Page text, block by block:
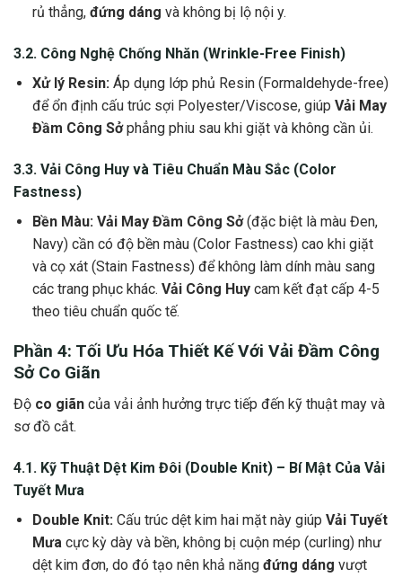
rủ thẳng, đứng dáng và không bị lộ nội y.
3.2. Công Nghệ Chống Nhăn (Wrinkle-Free Finish)
Xử lý Resin:Áp dụng lớp phủ Resin (Formaldehyde-free)
để ổn định cấu trúc sợi Polyester/Viscose, giúp Vải May
Đầm Công Sởphẳng phiu sau khi giặt và không cần ủi.
3.3. Vải Công Huy và Tiêu Chuẩn Màu Sắc (Color
Fastness)
Bền Màu: Vải May Đầm Công Sở(đặc biệt là màu Đen,
Navy) cần có độ bền màu (Color Fastness) cao khi giặt
và cọ xát (Stain Fastness) để không làm dính màu sang
các trang phục khác. Vải Công Huycam kết đạt cấp 4-5
theo tiêu chuẩn quốc tế.
Phần 4: Tối Ưu Hóa Thiết Kế Với Vải Đầm Công
Sở Co Giãn
Độ co giãn của vải ảnh hưởng trực tiếp đến kỹ thuật may và
sơ đồ cắt.
4.1. Kỹ Thuật Dệt Kim Đôi (Double Knit) – Bí Mật Của Vải
Tuyết Mưa
Double Knit:Cấu trúc dệt kim hai mặt này giúp Vải Tuyết
Mưacực kỳ dày và bền, không bị cuộn mép (curling) như
dệt kim đơn, do đó tạo nên khả năng đứng dáng vượt